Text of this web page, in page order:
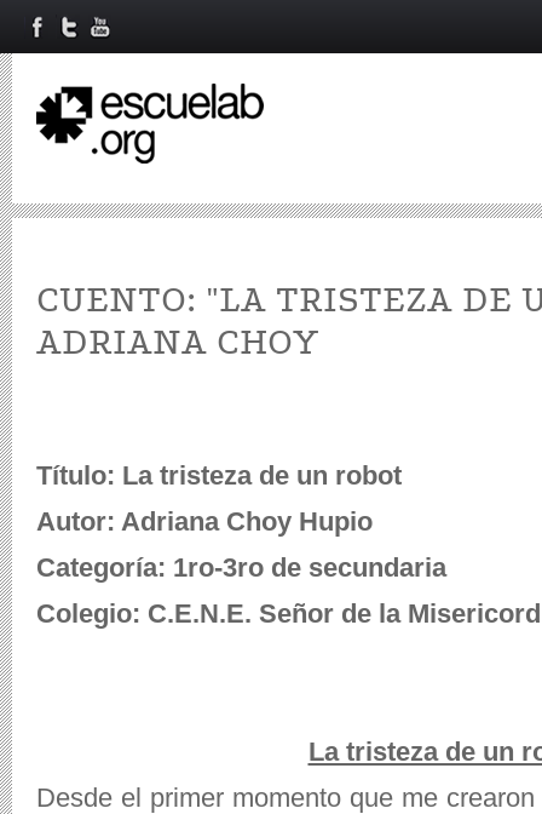
CUENTO: "LA TRISTEZA DE
ADRIANA CHOY
Título: La tristeza de un robot
Autor: Adriana Choy Hupio
Categoría: 1ro-3ro de secundaria
Colegio: C.E.N.E. Señor de la
La tristeza de un
Desde el primer momento que me